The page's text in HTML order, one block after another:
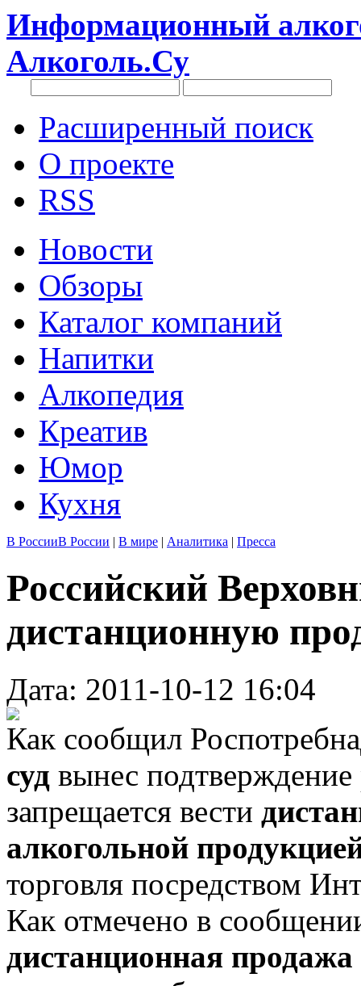
Информационный
Алкоголь.Су
Расширенный поиск
О проекте
RSS
Новости
Обзоры
Каталог компаний
Напитки
Алкопедия
Креатив
Юмор
Кухня
В РоссииВ России | В мире | Аналитика | Пресса
Российский
дистанционную
Дата: 2011-10-12 16:04
Как сообщил
суд вынес
запрещается вести
алкогольной
торговля посредством
Как отмечено в
дистанционная